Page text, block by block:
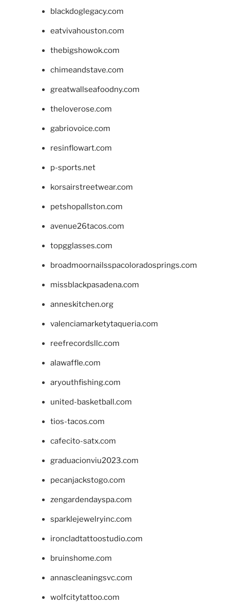
blackdoglegacy.com
eatvivahouston.com
thebigshowok.com
chimeandstave.com
greatwallseafoodny.com
theloverose.com
gabriovoice.com
resinflowart.com
p-sports.net
korsairstreetwear.com
petshopallston.com
avenue26tacos.com
topgglasses.com
broadmoornailsspacoloradosprings.com
missblackpasadena.com
anneskitchen.org
valenciamarketytaqueria.com
reefrecordsllc.com
alawaffle.com
aryouthfishing.com
united-basketball.com
tios-tacos.com
cafecito-satx.com
graduacionviu2023.com
pecanjackstogo.com
zengardendayspa.com
sparklejewelryinc.com
ironcladtattoostudio.com
bruinshome.com
annascleaningsvc.com
wolfcitytattoo.com